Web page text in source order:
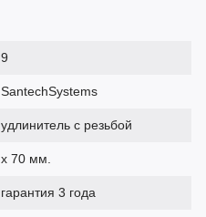
9
SantechSystems
удлинитель с резьбой
х 70 мм.
гарантия 3 года